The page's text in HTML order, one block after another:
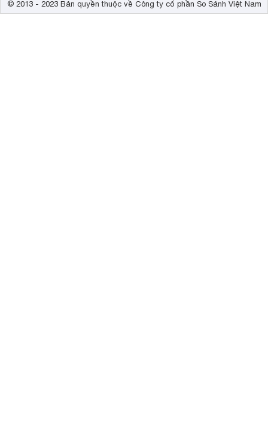
© 2013 - 2023 Bản quyền thuộc về Công ty cổ phần So Sánh Việt Nam